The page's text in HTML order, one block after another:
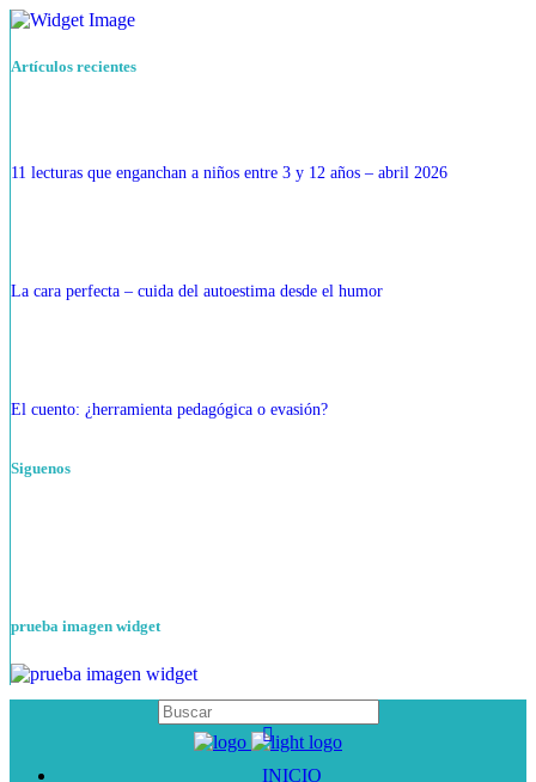
Artículos recientes
11 lecturas que enganchan a niños entre 3 y 12 años – abril 2026
La cara perfecta – cuida del autoestima desde el humor
El cuento: ¿herramienta pedagógica o evasión?
Siguenos
prueba imagen widget
INICIO